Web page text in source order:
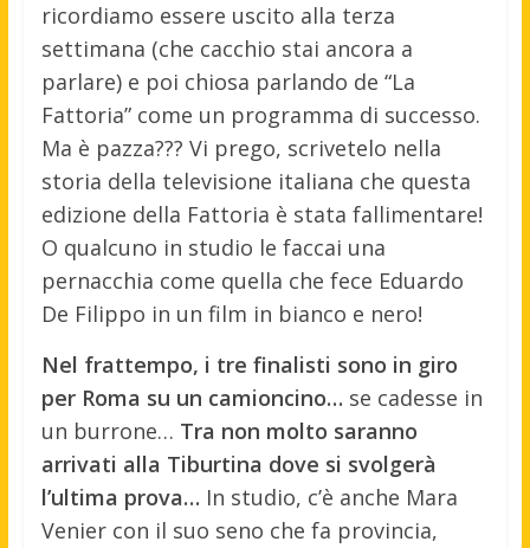
ricordiamo essere uscito alla terza
settimana (che cacchio stai ancora a
parlare) e poi chiosa parlando de “La
Fattoria” come un programma di successo.
Ma è pazza??? Vi prego, scrivetelo nella
storia della televisione italiana che questa
edizione della Fattoria è stata fallimentare!
O qualcuno in studio le faccai una
pernacchia come quella che fece Eduardo
De Filippo in un film in bianco e nero!
Nel frattempo, i tre finalisti sono in giro
per Roma su un camioncino… se cadesse in
un burrone… Tra non molto saranno
arrivati alla Tiburtina dove si svolgerà
l’ultima prova… In studio, c’è anche Mara
Venier con il suo seno che fa provincia,